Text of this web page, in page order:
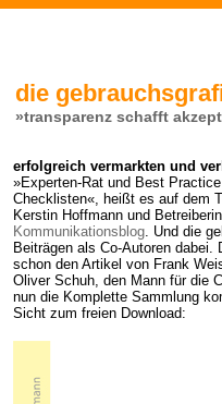
die
»transparenz schafft
erfolgreich vermarkten und
»Experten-Rat und Best
Checklisten«, heißt es auf dem
Kerstin Hoffmann und
Kommunikationsblog . Und die
Beiträgen als Co-Autoren dabei.
schon den Artikel von Frank
Oliver Schuh, den Mann für die
nun die Komplette Sammlung
Sicht zum freien Download: